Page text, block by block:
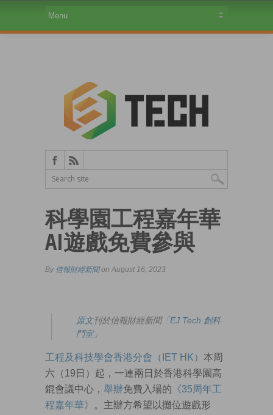
科學園工程嘉年華
AI遊戲免費參與
By 信報財經新聞on August 16, 2023
原文刊於信報財經新聞「EJ Tech 創科
鬥室」
工程及科技學會香港分會（IET HK） 本周
六（19日）起，一連兩日於香港科學園高
錕會議中心， 舉辦免費入場的 《35周年工
程嘉年華》
。主辦方希望以攤位遊戲形